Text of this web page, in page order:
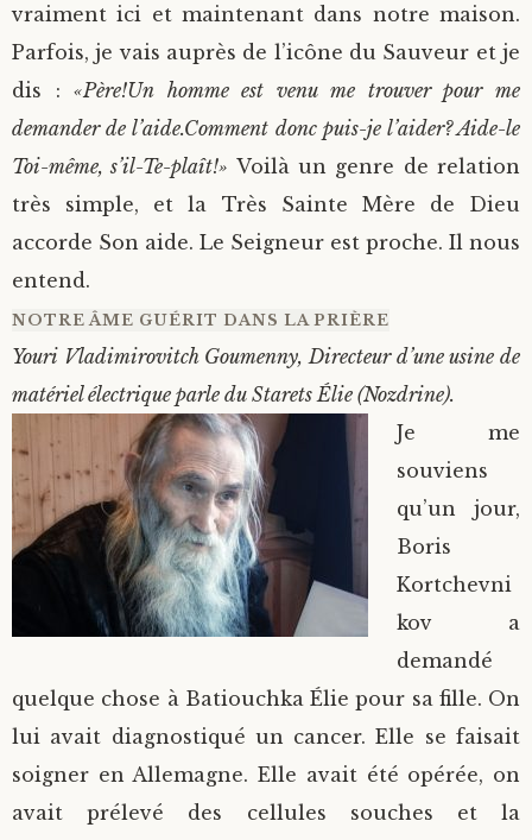
vraiment ici et maintenant dans notre maison.
Parfois, je vais auprès de l’icône du Sauveur et je
dis :«Père!Un homme est venu me trouver pour me
demander de l’aide.Comment donc puis-je l’aider? Aide-le
Toi-même, s’il-Te-plaît!» Voilà un genre de relation
très simple, et la Très Sainte Mère de Dieu
accorde Son aide. Le Seigneur est proche. Il nous
entend.
NOTRE ÂME GUÉRIT DANS LA PRIÈRE
Youri Vladimirovitch Goumenny, Directeur d’une usine de
matériel électrique parle du Starets Élie (Nozdrine).
Je me
souviens
qu’un jour,
Boris
Kortchevni
kov a
demandé
quelque chose à Batiouchka Élie pour sa fille. On
lui avait diagnostiqué un cancer. Elle se faisait
soigner en Allemagne. Elle avait été opérée, on
avait prélevé des cellules souches et la